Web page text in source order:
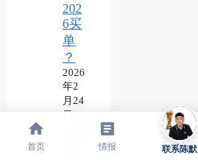
202
6买
单
？
2026
年2
月24
日
首页 情报 联系陈默